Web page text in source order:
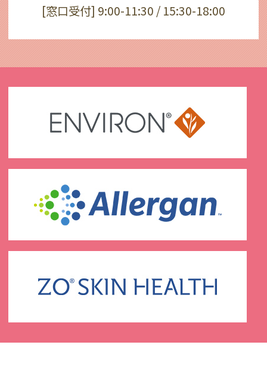
[窓口受付] 9:00-11:30 / 15:30-18:00